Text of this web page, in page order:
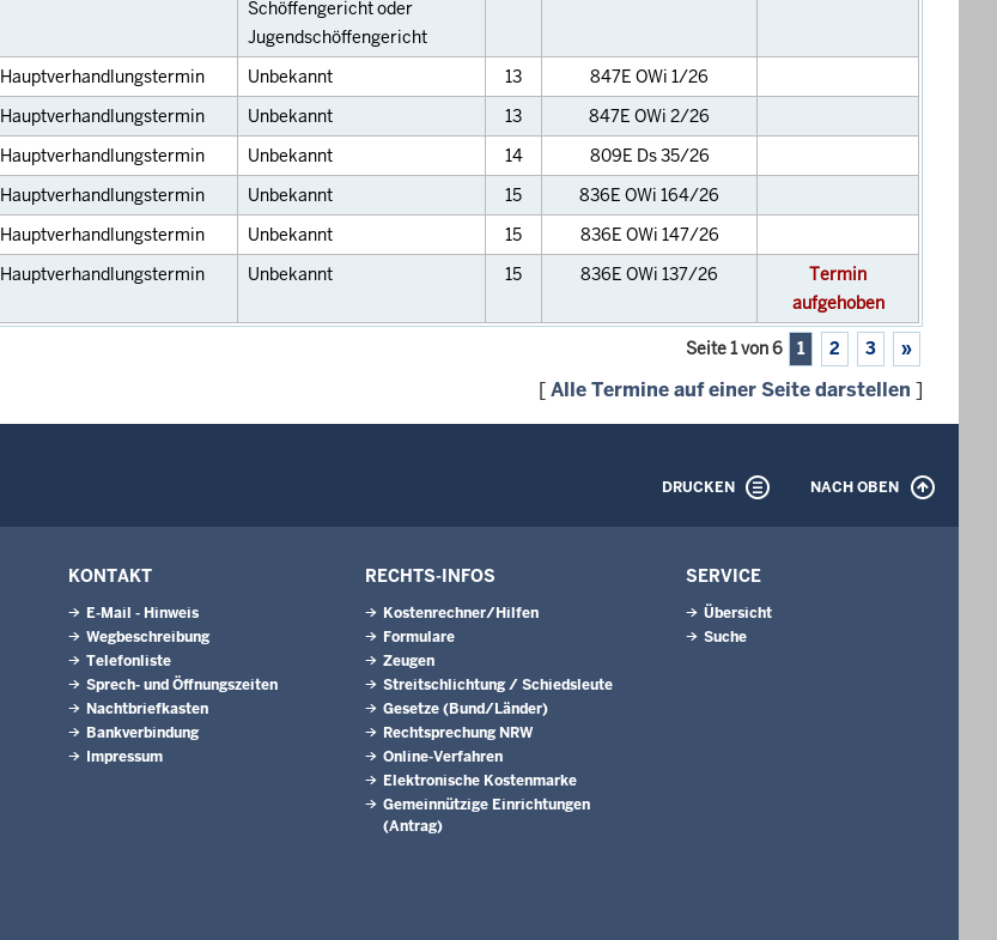
Schöffengericht oder
Jugendschöffengericht
Hauptverhandlungstermin Unbekannt 13
847E OWi 1/26
Hauptverhandlungstermin Unbekannt 13
847E OWi 2/26
Hauptverhandlungstermin Unbekannt 14
809E Ds 35/26
Hauptverhandlungstermin Unbekannt 15
836E OWi 164/26
Hauptverhandlungstermin Unbekannt 15
836E OWi 147/26
Hauptverhandlungstermin Unbekannt 15 836E OWi 137/26
Termin
aufgehoben
Seite 1 von 6 1 2 3 »
[Alle Termine auf einer Seite darstellen ]
DRUCKEN NACH OBEN
KONTAKT
E-Mail - Hinweis
Wegbeschreibung
Telefonliste
Sprech- und Öffnungszeiten
Nachtbriefkasten
Bankverbindung
Impressum
RECHTS-INFOS
Kostenrechner/Hilfen
Formulare
Zeugen
Streitschlichtung / Schiedsleute
Gesetze (Bund/Länder)
Rechtsprechung NRW
Online-Verfahren
Elektronische Kostenmarke
Gemeinnützige Einrichtungen
(Antrag)
SERVICE
Übersicht
Suche